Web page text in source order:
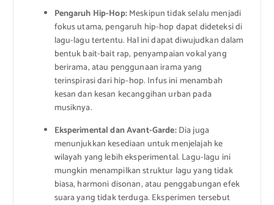
Pengaruh Hip-Hop:Meskipun tidak selalu menjadi
fokus utama, pengaruh hip-hop dapat dideteksi di
lagu-lagu tertentu. Hal ini dapat diwujudkan dalam
bentuk bait-bait rap, penyampaian vokal yang
berirama, atau penggunaan irama yang
terinspirasi dari hip-hop. Infus ini menambah
kesan dan kesan kecanggihan urban pada
musiknya.
Eksperimental dan Avant-Garde:Dia juga
menunjukkan kesediaan untuk menjelajah ke
wilayah yang lebih eksperimental. Lagu-lagu ini
mungkin menampilkan struktur lagu yang tidak
biasa, harmoni disonan, atau penggabungan efek
suara yang tidak terduga. Eksperimen tersebut